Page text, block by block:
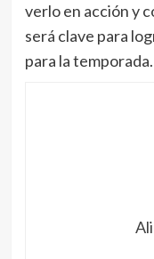
verlo en acción y
será clave para
para la temporada.